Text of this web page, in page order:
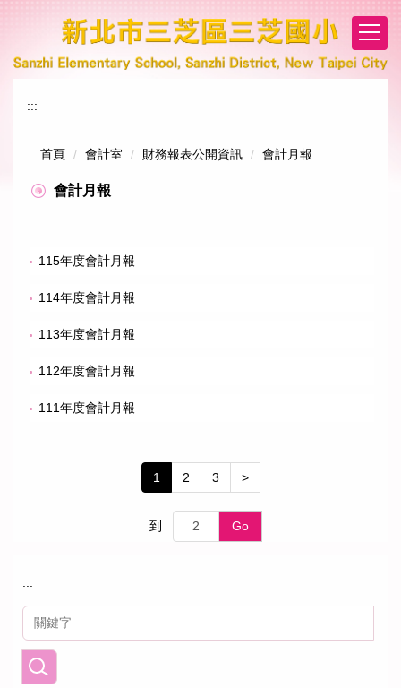
要
:::
首頁 會計室 財務報表公開資訊 會計月報
會計月報
115年度會計月報
114年度會計月報
113年度會計月報
112年度會計月報
111年度會計月報
1 2 3 >
到 Go
:::